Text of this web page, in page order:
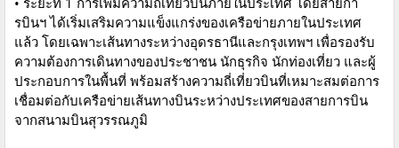
รบินฯ ได้เริ่มเสริมความแข็งแกร่งของเครือข่ายภายในประเทศ
แล้ว โดยเฉพาะเส้นทางระหว่างอุดรธานีและกรุงเทพฯ เพื่อรองรับ
ความต้องการเดินทางของประชาชน นักธุรกิจ นักท่องเที่ยว และผู้
ประกอบการในพื้นที่ พร้อมสร้างความถี่เที่ยวบินที่เหมาะสมต่อการ
เชื่อมต่อกับเครือข่ายเส้นทางบินระหว่างประเทศของสายการบิน
จากสนามบินสุวรรณภูมิ